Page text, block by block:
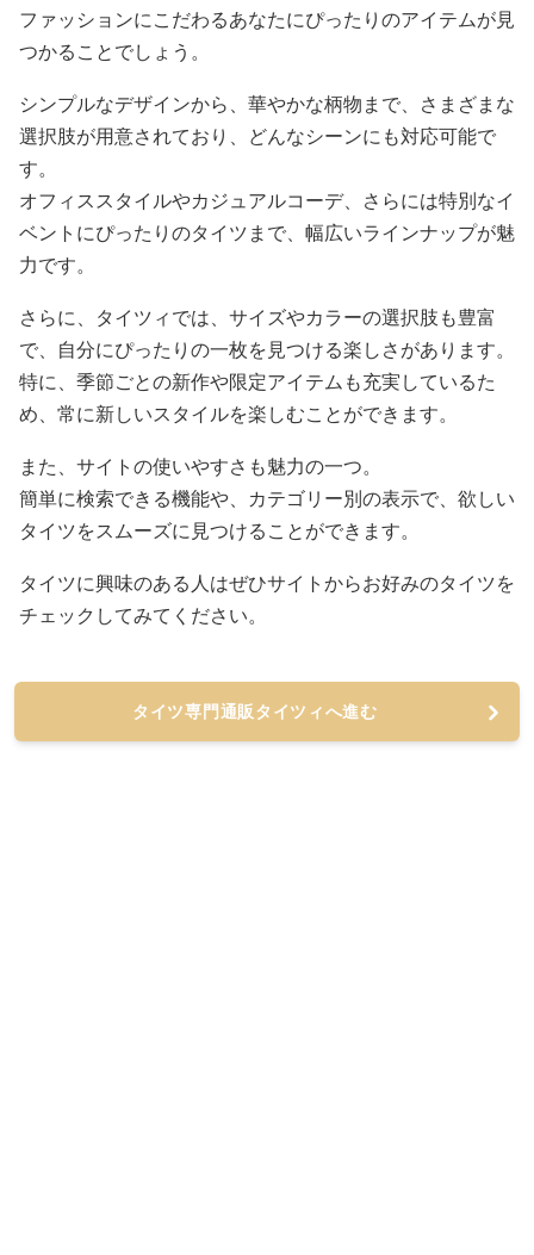
ファッションにこだわるあなたにぴったりのアイテムが見
つかることでしょう。
シンプルなデザインから、華やかな柄物まで、さまざまな
選択肢が用意されており、どんなシーンにも対応可能で
す。
オフィススタイルやカジュアルコーデ、さらには特別なイ
ベントにぴったりのタイツまで、幅広いラインナップが魅
力です。
さらに、タイツィでは、サイズやカラーの選択肢も豊富
で、自分にぴったりの一枚を見つける楽しさがあります。
特に、季節ごとの新作や限定アイテムも充実しているた
め、常に新しいスタイルを楽しむことができます。
また、サイトの使いやすさも魅力の一つ。
簡単に検索できる機能や、カテゴリー別の表示で、欲しい
タイツをスムーズに見つけることができます。
タイツに興味のある人はぜひサイトからお好みのタイツを
チェックしてみてください。
タイツ専門通販タイツィへ進む